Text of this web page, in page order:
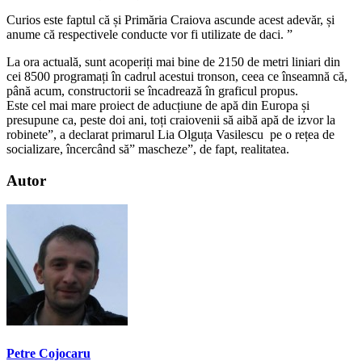
Curios este faptul că și Primăria Craiova ascunde acest adevăr, și
anume că respectivele conducte vor fi utilizate de daci. ”
La ora actuală, sunt acoperiți mai bine de 2150 de metri liniari din
cei 8500 programați în cadrul acestui tronson, ceea ce înseamnă că,
până acum, constructorii se încadrează în graficul propus.
Este cel mai mare proiect de aducțiune de apă din Europa și
presupune ca, peste doi ani, toți craiovenii să aibă apă de izvor la
robinete”, a declarat primarul Lia Olguța Vasilescu pe o rețea de
socializare, încercând să” mascheze”, de fapt, realitatea.
Autor
Petre Cojocaru